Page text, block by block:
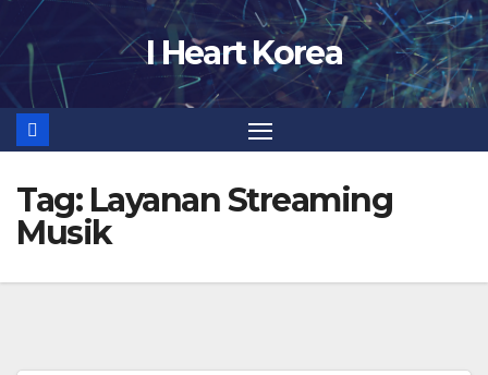
Skip
content
I Heart Korea
Tag: Layanan Streaming
Musik